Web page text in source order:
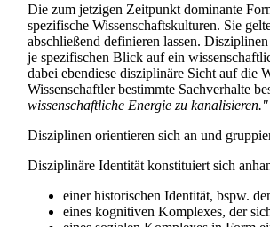
Die zum jetzigen Zeitpunkt dominante
spezifische Wissenschaftskulturen. Sie
abschließend definieren lassen.
je spezifischen Blick auf ein
dabei ebendiese disziplinäre Sicht auf die
Wissenschaftler bestimmte Sachverhalte
wissenschaftliche Energie zu kanalisieren."
Disziplinen orientieren sich an und
Disziplinäre Identität konstituiert sich
einer historischen Identität, bspw.
eines kognitiven Komplexes, der